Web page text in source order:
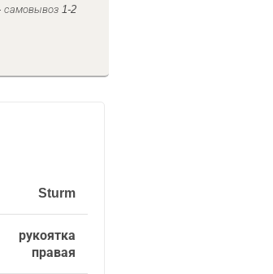
самовывоз 1-2
Sturm
рукоятка
правая